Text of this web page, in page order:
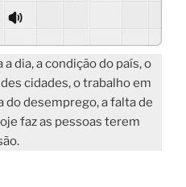
dia, a condição do país, o
cidades, o trabalho em
do desemprego, a falta de
faz as pessoas terem